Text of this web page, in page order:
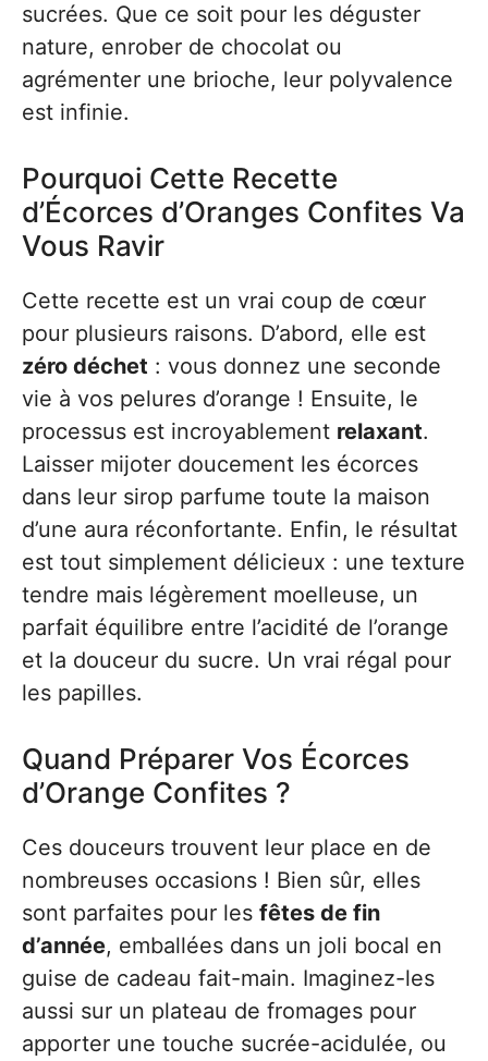
sucrées. Que ce soit pour les déguster
nature, enrober de chocolat ou
agrémenter une brioche, leur polyvalence
est infinie.
Pourquoi Cette Recette
d’Écorces d’Oranges Confites Va
Vous Ravir
Cette recette est un vrai coup de cœur
pour plusieurs raisons. D’abord, elle est
zéro déchet : vous donnez une seconde
vie à vos pelures d’orange ! Ensuite, le
processus est incroyablement relaxant.
Laisser mijoter doucement les écorces
dans leur sirop parfume toute la maison
d’une aura réconfortante. Enfin, le résultat
est tout simplement délicieux : une texture
tendre mais légèrement moelleuse, un
parfait équilibre entre l’acidité de l’orange
et la douceur du sucre. Un vrai régal pour
les papilles.
Quand Préparer Vos Écorces
d’Orange Confites ?
Ces douceurs trouvent leur place en de
nombreuses occasions ! Bien sûr, elles
sont parfaites pour les fêtes de fin
d’année, emballées dans un joli bocal en
guise de cadeau fait-main. Imaginez-les
aussi sur un plateau de fromages pour
apporter une touche sucrée-acidulée, ou